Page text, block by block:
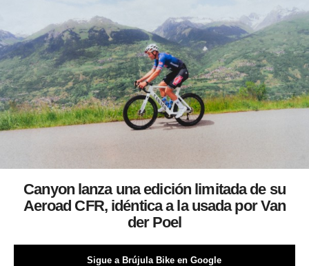
Canyon lanza una edición limitada de su
Aeroad CFR, idéntica a la usada por Van
der Poel
Sigue a Brújula Bike en Google